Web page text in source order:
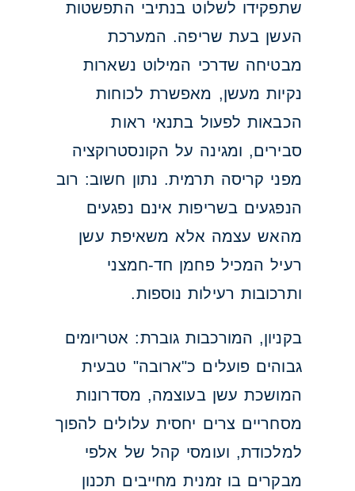
שתפקידו לשלוט בנתיבי התפשטות
העשן בעת שריפה. המערכת
מבטיחה שדרכי המילוט נשארות
נקיות מעשן, מאפשרת לכוחות
הכבאות לפעול בתנאי ראות
סבירים, ומגינה על הקונסטרוקציה
מפני קריסה תרמית. נתון חשוב: רוב
הנפגעים בשריפות אינם נפגעים
מהאש עצמה אלא משאיפת עשן
רעיל המכיל פחמן חד-חמצני
ותרכובות רעילות נוספות.
בקניון, המורכבות גוברת: אטריומים
גבוהים פועלים כ"ארובה" טבעית
המושכת עשן בעוצמה, מסדרונות
מסחריים צרים יחסית עלולים להפוך
למלכודת, ועומסי קהל של אלפי
מבקרים בו זמנית מחייבים תכנון